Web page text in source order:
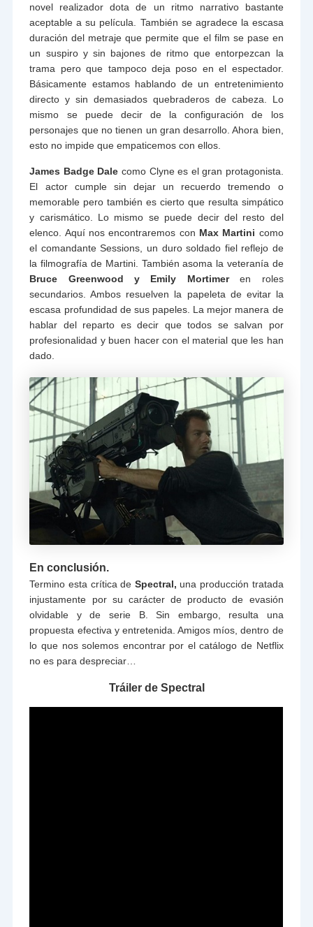
novel realizador dota de un ritmo narrativo bastante
aceptable a su película. También se agradece la escasa
duración del metraje que permite que el film se pase en
un suspiro y sin bajones de ritmo que entorpezcan la
trama pero que tampoco deja poso en el espectador.
Básicamente estamos hablando de un entretenimiento
directo y sin demasiados quebraderos de cabeza. Lo
mismo se puede decir de la configuración de los
personajes que no tienen un gran desarrollo. Ahora bien,
esto no impide que empaticemos con ellos.
James Badge Dale como Clyne es el gran protagonista.
El actor cumple sin dejar un recuerdo tremendo o
memorable pero también es cierto que resulta simpático
y carismático. Lo mismo se puede decir del resto del
elenco. Aquí nos encontraremos con Max Martini como
el comandante Sessions, un duro soldado fiel reflejo de
la filmografía de Martini. También asoma la veteranía de
Bruce Greenwood y Emily Mortimeren roles
secundarios. Ambos resuelven la papeleta de evitar la
escasa profundidad de sus papeles. La mejor manera de
hablar del reparto es decir que todos se salvan por
profesionalidad y buen hacer con el material que les han
dado.
En conclusión.
Termino esta crítica de Spectral, una producción tratada
injustamente por su carácter de producto de evasión
olvidable y de serie B. Sin embargo, resulta una
propuesta efectiva y entretenida. Amigos míos, dentro de
lo que nos solemos encontrar por el catálogo de Netflix
no es para despreciar…
Tráiler de Spectral